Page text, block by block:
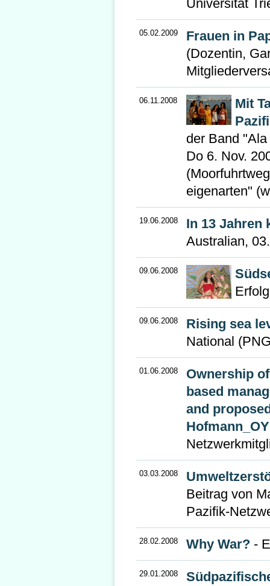
Universität
05.02.2009
Frauen in
(Dozentin,
06.11.2008
Mit
der Band
Do 6. Nov.
eigenarten"
19.06.2008
In 13 Jahren
Australian,
09.06.2008
09.06.2008
Rising sea
National
01.06.2008
Ownership
based
and
03.03.2008
Beitrag von
Pazifik-
28.02.2008 Why War? -
29.01.2008